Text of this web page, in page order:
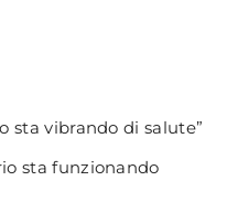
sta vibrando di salute”
sta funzionando